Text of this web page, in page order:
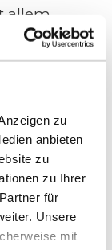
zu
anbieten
zu
zu Ihrer
für
Unsere
mit
allem
Mazara-
WLAN,